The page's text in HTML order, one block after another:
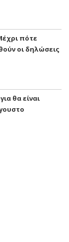
πότε
οι δηλώσεις
θα είναι